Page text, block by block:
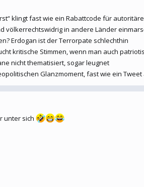
klingt fast wie ein Rabattcode für
völkerrechtswidrig in andere Länder
Erdogan ist der Terrorpate schlechthin
kritische Stimmen, wenn man auch
nicht thematisiert, sogar leugnet
Glanzmoment, fast wie ein
unter sich